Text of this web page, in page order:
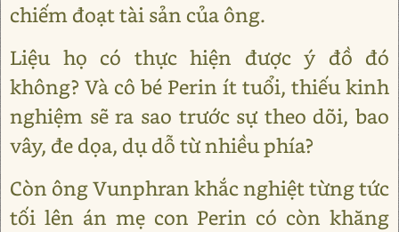
chiếm đoạt tài sản của ông.
Liệu họ có thực hiện được ý đồ đó
không? Và cô bé Perin ít tuổi, thiếu kinh
nghiệm sẽ ra sao trước sự theo dõi, bao
vây, đe dọa, dụ dỗ từ nhiều phía?
Còn ông Vunphran khắc nghiệt từng tức
tối lên án mẹ con Perin có còn khăng